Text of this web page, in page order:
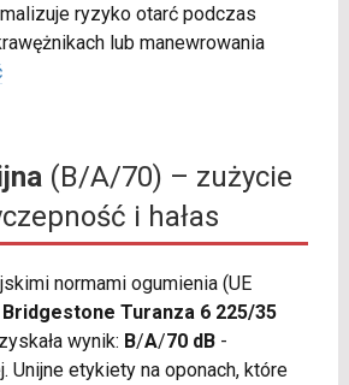
ryzyko otarć podczas
lub manewrowania
(B/A/70) – zużycie
i hałas
normami ogumienia (UE
Bridgestone Turanza 6 225/35
wynik: B/A/70 dB-
Unijne etykiety na oponach, które